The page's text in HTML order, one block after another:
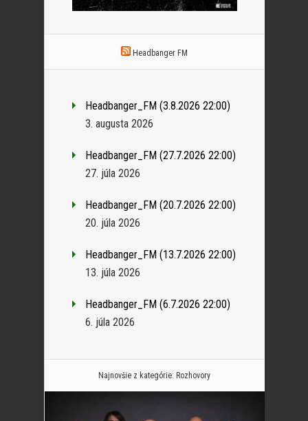
Headbanger FM
Headbanger_FM (3.8.2026 22:00)
3. augusta 2026
Headbanger_FM (27.7.2026 22:00)
27. júla 2026
Headbanger_FM (20.7.2026 22:00)
20. júla 2026
Headbanger_FM (13.7.2026 22:00)
13. júla 2026
Headbanger_FM (6.7.2026 22:00)
6. júla 2026
Najnovšie z kategórie: Rozhovory